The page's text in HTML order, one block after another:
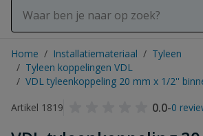
Home / Installatiemateriaal / Tyleen
/ Tyleen koppelingen VDL
/ VDL tyleenkoppeling 20 mm x 1/2''
Artikel 1819
0.0-0